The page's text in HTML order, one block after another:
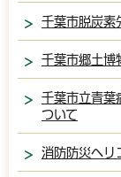
千葉市脱炭素
千葉市郷土博
千葉市立青葉
ついて
消防防災ヘリ